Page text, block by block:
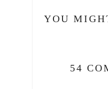
YOU
54